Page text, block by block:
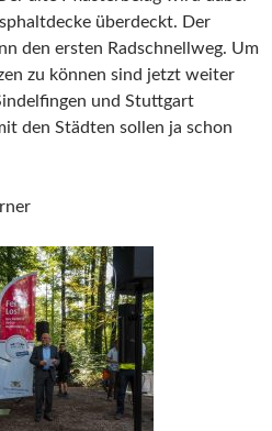
überdeckt. Der
den ersten Radschnellweg. Um
zu können sind jetzt weiter
und Stuttgart
den Städten sollen ja schon